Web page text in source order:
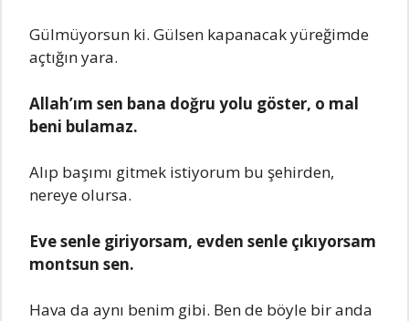
Gülmüyorsun ki. Gülsen kapanacak yüreğimde
açtığın yara.
Allah’ım sen bana doğru yolu göster, o mal
beni bulamaz.
Alıp başımı gitmek istiyorum bu şehirden,
nereye olursa.
Eve senle giriyorsam, evden senle çıkıyorsam
montsun sen.
Hava da aynı benim gibi. Ben de böyle bir anda